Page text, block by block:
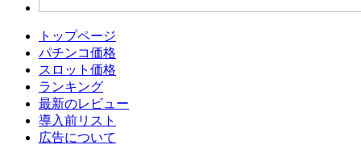
トップページ
パチンコ価格
スロット価格
ランキング
最新のレビュー
導入前リスト
広告について